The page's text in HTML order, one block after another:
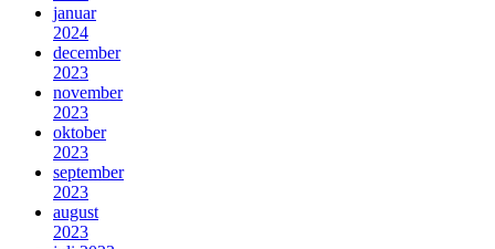
januar
2024
december
2023
november
2023
oktober
2023
september
2023
august
2023